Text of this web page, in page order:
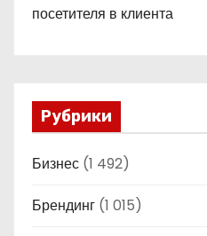
посетителя в клиента
Рубрики
Бизнес (1 492)
Брендинг (1 015)